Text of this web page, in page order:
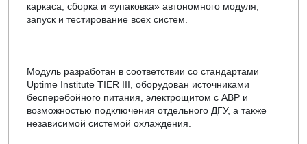
каркаса, сборка и «упаковка» автономного модуля,
запуск и тестирование всех систем.
Модуль разработан в соответствии со стандартами
Uptime Institute TIER III, оборудован источниками
бесперебойного питания, электрощитом с АВР и
возможностью подключения отдельного ДГУ, а также
независимой системой охлаждения.